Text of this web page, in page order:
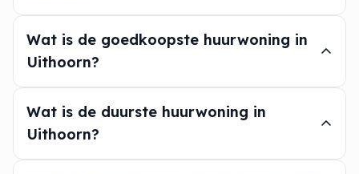
Wat is de goedkoopste huurwoning in
Uithoorn?
Wat is de duurste huurwoning in
Uithoorn?